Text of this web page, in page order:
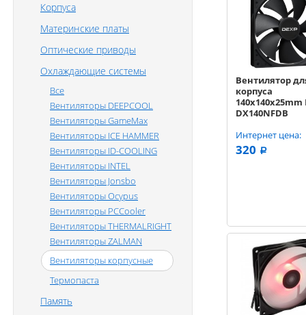
Вентилятор
корпуса
140x140x25mm
DX140NFDB
2000 об/мин 35
Интернет цена:
320 a
Корпуса
Материнские платы
Оптические приводы
Охлаждающие системы
Все
Вентиляторы DEEPCOOL
Вентиляторы GameMax
Вентиляторы ICE HAMMER
Вентиляторы ID-COOLING
Вентиляторы INTEL
Вентиляторы Jonsbo
Вентиляторы Ocypus
Вентиляторы PCCooler
Вентиляторы THERMALRIGHT
Вентиляторы ZALMAN
Вентиляторы корпусные
Термопаста
Память